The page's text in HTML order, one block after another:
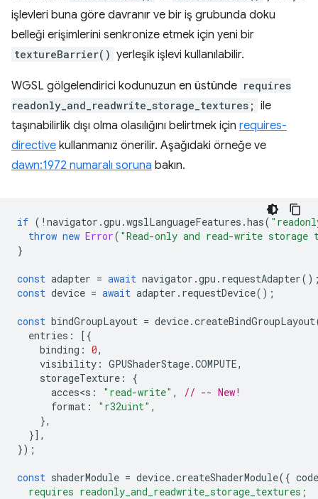
işlevleri buna göre davranır ve bir iş grubunda doku
belleği erişimlerini senkronize etmek için yeni bir
textureBarrier() yerleşik işlevi kullanılabilir.
WGSL gölgelendirici kodunuzun en üstünde requires
readonly_and_readwrite_storage_textures; ile
taşınabilirlik dışı olma olasılığını belirtmek için requires-
directive kullanmanız önerilir. Aşağıdaki örneğe ve
dawn:1972 numaralı soruna bakın.
if ( ! navigator .gpu .wgslLanguageFeatures .has(
throw new Error( "Read-only and read-write
}
const adapter = await navigator .gpu . requestAdapter
const device = await adapter . requestDevice();
const bindGroupLayout = device.createBindGroupLayout
entries :
[{
binding : 0,
visibility : GPUShaderStage.COMPUTE,
storageTexture :
{
acces<s : "read-write" ,
// -- New!
format : "r32uint" ,
},
}],
});
const shaderModule = device.createShaderModule({ code
  requires readonly_and_readwrite_storage_textures;